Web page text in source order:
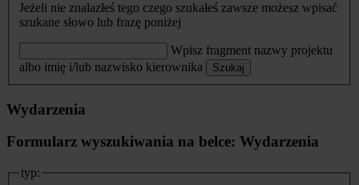
Jeżeli nie znalazłeś tego czego szukałeś zawsze możesz wpisać
szukane słowo lub frazę poniżej
Wpisz fragment nazwy projektu
albo imię i/lub nazwisko kierownika
Szukaj
Wydarzenia
Formularz wyszukiwania na belce: Wydarzenia
typ: